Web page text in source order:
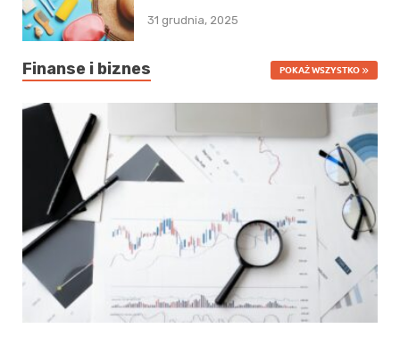
31 grudnia, 2025
Finanse i biznes POKAŻ WSZYSTKO